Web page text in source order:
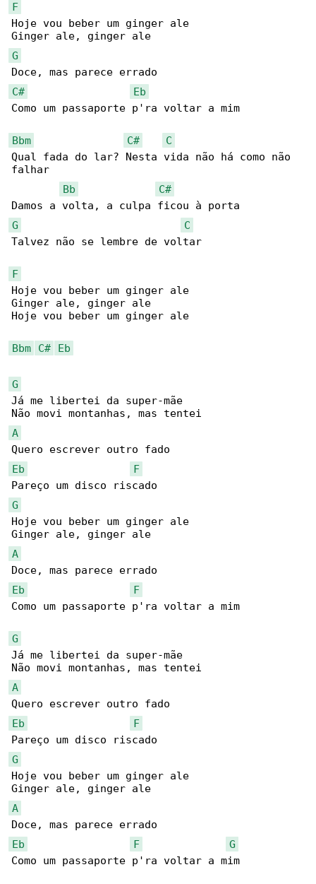
F
Hoje vou beber um ginger ale
G
C#
Eb
Como um passaporte p'ra voltar a mim
Bbm C#
C
Qual fada do lar? Nesta vida não há como não
falhar
Bb
C#
G
C
Talvez não se lembre de voltar
F
Hoje vou beber um ginger ale
Ginger ale, ginger ale
Hoje vou beber um ginger ale
Bbm C# Eb
G
Já me libertei da super-mãe
A
Eb
F
G
Hoje vou beber um ginger ale
A
Eb
F
Como um passaporte p'ra voltar a mim
G
Já me libertei da super-mãe
A
Eb
F
G
Hoje vou beber um ginger ale
A
Eb
F
G
Como um passaporte p'ra voltar a mim